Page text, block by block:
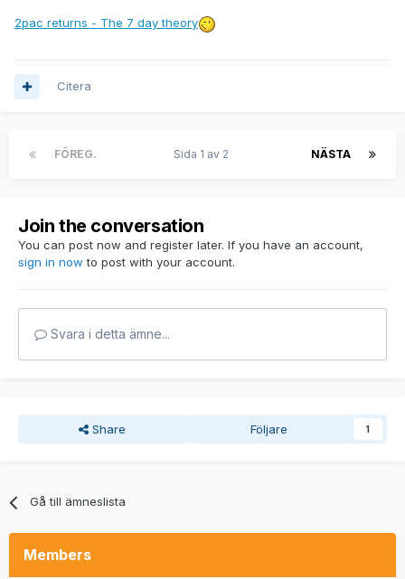
2pac returns - The 7 day theory
Citera
FÖREG. NÄSTA
Sida 1 av 2
Join the conversation
You can post now and register later. If you have an account,
sign in now to post with your account.
Svara i detta ämne...
Share Följare 1
Gå till ämneslista
Members